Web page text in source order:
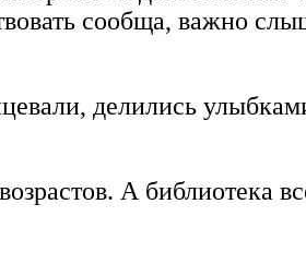
сообща, важно
делились
А библиотека